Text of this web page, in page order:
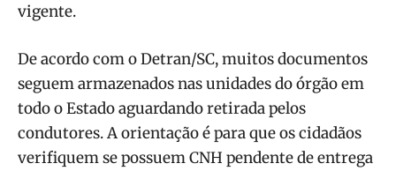
vigente.
De acordo com o Detran/SC, muitos documentos
seguem armazenados nas unidades do órgão em
todo o Estado aguardando retirada pelos
condutores. A orientação é para que os cidadãos
verifiquem se possuem CNH pendente de entrega